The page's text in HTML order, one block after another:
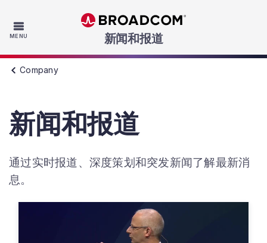
MENU Skip to main content
新闻和报道
Company
新闻和报道
通过实时报道、深度策划和突发新闻了解最新消
息。